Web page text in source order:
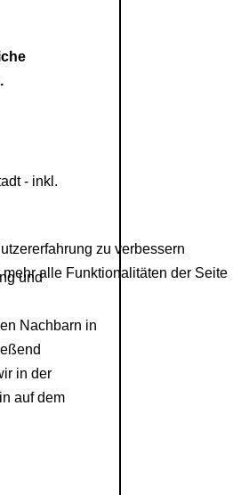
- inkl.
und
Nachbarn in
in der
auf dem
zu verbessern
alle Funktionalitäten der Seite